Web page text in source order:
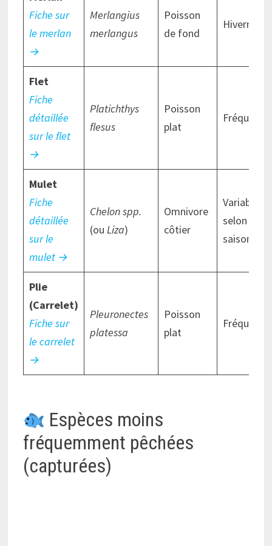
Fiche sur
le merlan
→
Merlangius
merlangus
Poisson
de fond
Hivernal
Flet
Fiche
détaillée
sur le flet
→
Platichthys
flesus
Poisson
plat
Fréquent
Mulet
Fiche
détaillée
sur le
mulet →
Chelon spp.
(ou Liza)
Omnivore
côtier
Variable
selon la
saison
Plie
(Carrelet)
Fiche sur
le carrelet
→
Pleuronectes
platessa
Poisson
plat
Fréquent
Espèces moins
fréquemment pêchées
(capturées)